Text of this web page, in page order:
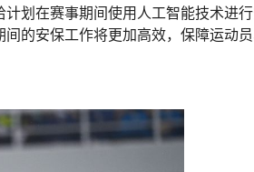
划在赛事期间使用人工智能技术进行
的安保工作将更加高效，保障运动